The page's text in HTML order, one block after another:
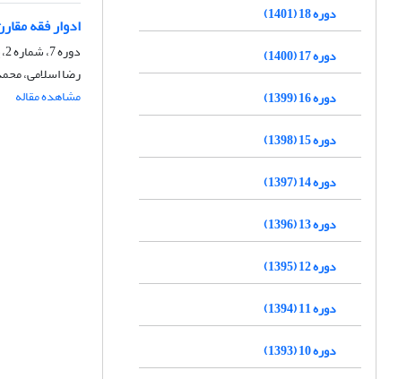
ادوار فقه
دوره 7، شماره 2، پاییز 1390، صفحه
رضا اسلامی،
مشاهده مقاله
دوره 18 (1401)
دوره 17 (1400)
دوره 16 (1399)
دوره 15 (1398)
دوره 14 (1397)
دوره 13 (1396)
دوره 12 (1395)
دوره 11 (1394)
دوره 10 (1393)